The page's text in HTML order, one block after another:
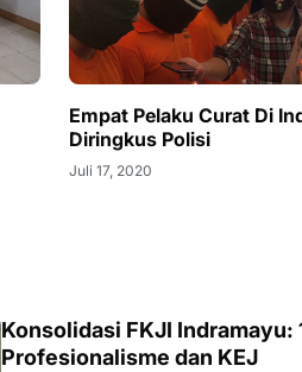
Empat Pelaku Curat Di
Diringkus Polisi
Juli 17, 2020
Konsolidasi FKJI
Profesionalisme dan KEJ